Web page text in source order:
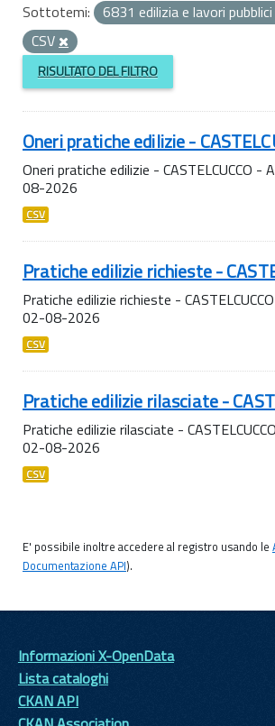
Sottotemi:
6831 edilizia e lavori pubblici
CSV
RISULTATO DEL FILTRO
Oneri pratiche edilizie -
Oneri pratiche edilizie - CASTELCUCCO
08-2026
CSV
Pratiche edilizie richieste -
Pratiche edilizie richieste -
02-08-2026
CSV
Pratiche edilizie rilasciate -
Pratiche edilizie rilasciate -
02-08-2026
CSV
E' possibile inoltre accedere al registro usando le
Documentazione API).
Informazioni X-OpenData
Lista cataloghi
CKAN API